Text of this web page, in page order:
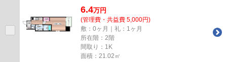
6.4万円
(管理費・共益費 5,000円)
敷：0ヶ月｜礼：1ヶ月
所在階：2階
間取り：1K
面積：21.02㎡